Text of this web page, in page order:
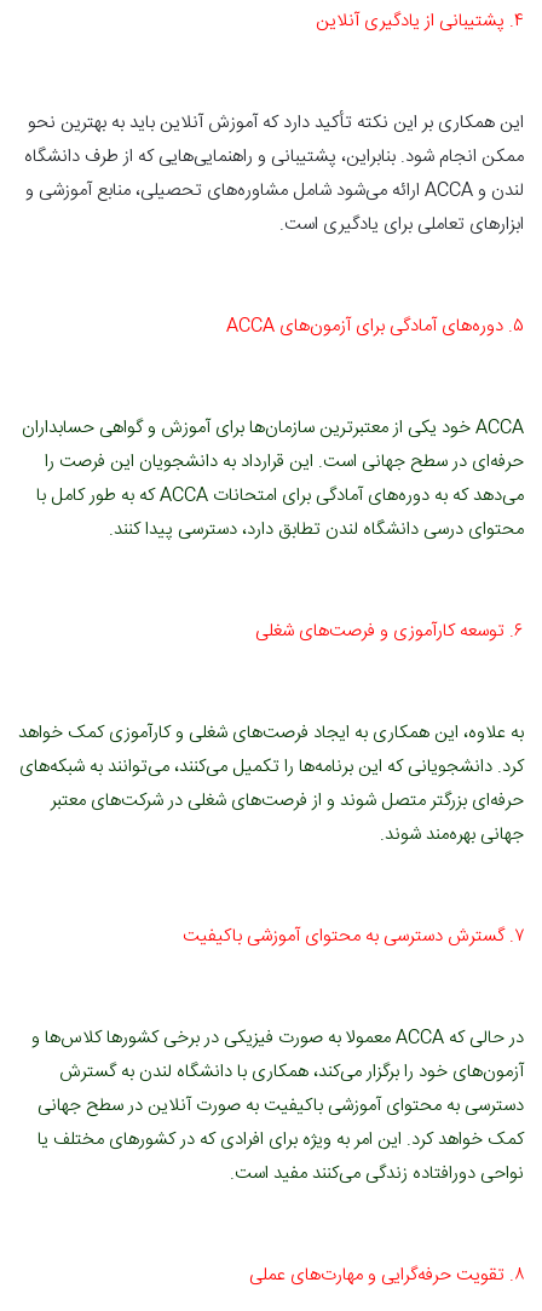
۴. پشتیبانی از یادگیری آنلاین
این همکاری بر این نکته تأکید دارد که آموزش آنلاین باید به بهترین نحو
ممکن انجام شود. بنابراین، پشتیبانی و راهنمایی‌هایی که از طرف دانشگاه
لندن و ACCA ارائه می‌شود شامل مشاوره‌های تحصیلی، منابع آموزشی و
ابزارهای تعاملی برای یادگیری است.
۵. دوره‌های آمادگی برای آزمون‌های ACCA
ACCA خود یکی از معتبرترین سازمان‌ها برای آموزش و گواهی حسابداران
حرفه‌ای در سطح جهانی است. این قرارداد به دانشجویان این فرصت را
می‌دهد که به دوره‌های آمادگی برای امتحانات ACCA که به طور کامل با
محتوای درسی دانشگاه لندن تطابق دارد، دسترسی پیدا کنند.
۶. توسعه کارآموزی و فرصت‌های شغلی
به علاوه، این همکاری به ایجاد فرصت‌های شغلی و کارآموزی کمک خواهد
کرد. دانشجویانی که این برنامه‌ها را تکمیل می‌کنند، می‌توانند به شبکه‌های
حرفه‌ای بزرگتر متصل شوند و از فرصت‌های شغلی در شرکت‌های معتبر
جهانی بهره‌مند شوند.
۷. گسترش دسترسی به محتوای آموزشی باکیفیت
در حالی که ACCA معمولا به صورت فیزیکی در برخی کشورها کلاس‌ها و
آزمون‌های خود را برگزار می‌کند، همکاری با دانشگاه لندن به گسترش
دسترسی به محتوای آموزشی باکیفیت به صورت آنلاین در سطح جهانی
کمک خواهد کرد. این امر به ویژه برای افرادی که در کشورهای مختلف یا
نواحی دورافتاده زندگی می‌کنند مفید است.
۸. تقویت حرفه‌گرایی و مهارت‌های عملی